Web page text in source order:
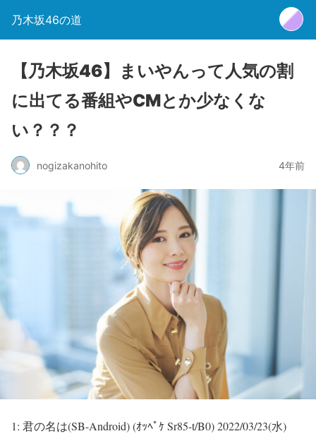
乃木坂46の道
【乃木坂46】まいやんって人気の割
に出てる番組やCMとか少なくな
い？？？
nogizakanohito 4年前
1: 君の名は(SB-Android) (ｵｯﾍﾟｹ Sr85-t/B0)2022/03/23(水)